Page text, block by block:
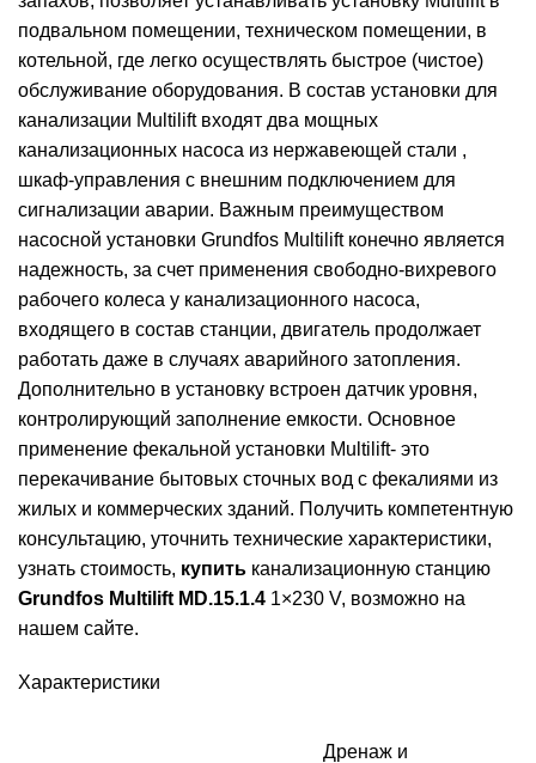
подвальном помещении, техническом помещении, в
котельной, где легко осуществлять быстрое (чистое)
обслуживание оборудования. В состав установки для
канализации Multilift входят два мощных
канализационных насоса из нержавеющей стали ,
шкаф-управления с внешним подключением для
сигнализации аварии. Важным преимуществом
насосной установки Grundfos Multilift конечно является
надежность, за счет применения свободно-вихревого
рабочего колеса у канализационного насоса,
входящего в состав станции, двигатель продолжает
работать даже в случаях аварийного затопления.
Дополнительно в установку встроен датчик уровня,
контролирующий заполнение емкости. Основное
применение фекальной установки Multilift- это
перекачивание бытовых сточных вод с фекалиями из
жилых и коммерческих зданий. Получить компетентную
консультацию, уточнить технические характеристики,
узнать стоимость, купить канализационную станцию
Grundfos Multilift MD.15.1.4 1×230 V, возможно на
нашем сайте.
Характеристики
Дренаж и